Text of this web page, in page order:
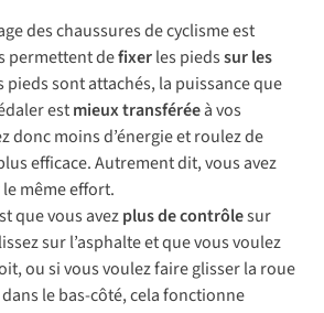
des chaussures de cyclisme est
permettent defixerles piedssur les
pieds sont attachés, la puissance que
estmieux transféréeà vos
donc moins d’énergie et roulez de
efficace. Autrement dit, vous avez
même effort.
que vous avezplus de contrôlesur
sur l’asphalte et que vous voulez
ou si vous voulez faire glisser la roue
le bas-côté, cela fonctionne